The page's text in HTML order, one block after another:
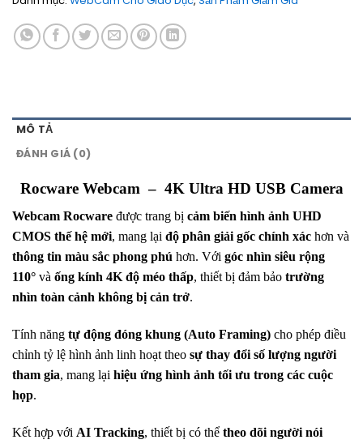
MÔ TẢ
ĐÁNH GIÁ (0)
Rocware Webcam – 4K Ultra HD USB Camera
Webcam Rocware được trang bị cảm biến hình ảnh UHD
CMOS thế hệ mới, mang lại độ phân giải gốc chính xác hơn và
thông tin màu sắc phong phú hơn. Với góc nhìn siêu rộng
110° và ống kính 4K độ méo thấp, thiết bị đảm bảo trường
nhìn toàn cảnh không bị cản trở.
Tính năng tự động đóng khung (Auto Framing) cho phép điều
chỉnh tỷ lệ hình ảnh linh hoạt theo sự thay đổi số lượng người
tham gia, mang lại hiệu ứng hình ảnh tối ưu trong các cuộc
họp.
Kết hợp với AI Tracking, thiết bị có thể theo dõi người nói